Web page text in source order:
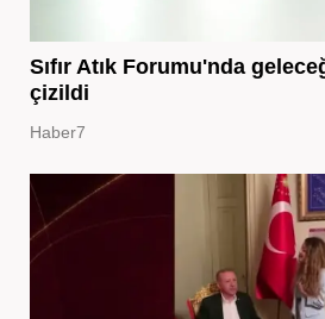
Sıfır Atık Forumu'nda
çizildi
Haber7